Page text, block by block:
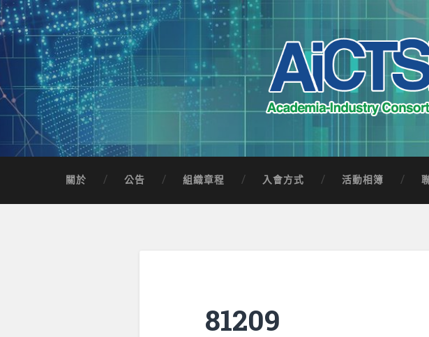
Skip
to
content
Search
AICTSP 台灣臺中軟體園區
Academia-Industry Consortium of Taichung Software Park in
關於 公告 組織章程 入會方式 活動相簿
81209